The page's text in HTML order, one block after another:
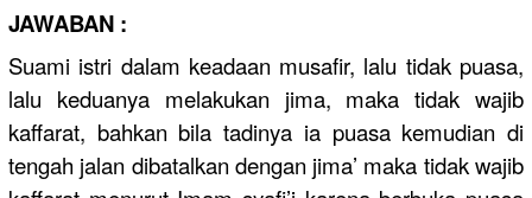
JAWABAN :
Suami istri dalam keadaan musafir, lalu tidak puasa,
lalu keduanya melakukan jima, maka tidak wajib
kaffarat, bahkan bila tadinya ia puasa kemudian di
tengah jalan dibatalkan dengan jima’ maka tidak wajib